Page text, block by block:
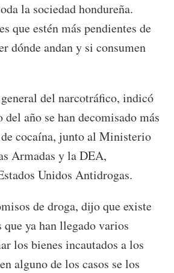
la sociedad hondureña.
que estén más pendientes de
dónde andan y si consumen
del narcotráfico, indicó
año se han decomisado más
cocaína, junto al Ministerio
Armadas y la DEA,
Unidos Antidrogas.
de droga, dijo que existe
ya han llegado varios
los bienes incautados a los
alguno de los casos se los